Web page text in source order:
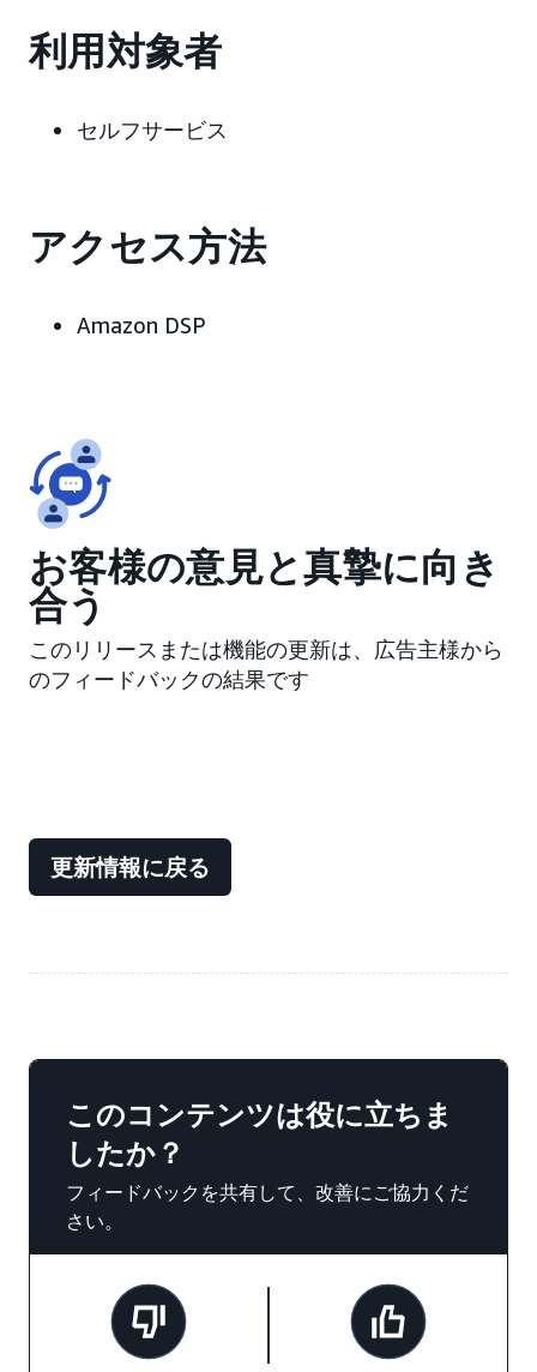
利用対象者
セルフサービス
アクセス方法
Amazon DSP
お客様の意見と真摯に向き
合う
このリリースまたは機能の更新は、広告主様から
のフィードバックの結果です
更新情報に戻る
このコンテンツは役に立ちま
したか？
フィードバックを共有して、改善にご協力くだ
さい。